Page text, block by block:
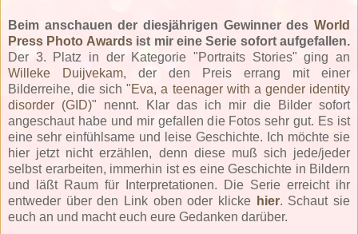
Beim anschauen der diesjährigen Gewinner des World
Press Photo Awardsist mir eine Serie sofort aufgefallen.
Der 3. Platz in der Kategorie "Portraits Stories" ging an
Willeke Duijvekam, der den Preis errang mit einer
Bilderreihe, die sich "Eva, a teenager with a gender identity
disorder (GID)" nennt. Klar das ich mir die Bilder sofort
angeschaut habe und mir gefallen die Fotos sehr gut. Es ist
eine sehr einfühlsame und leise Geschichte. Ich möchte sie
hier jetzt nicht erzählen, denn diese muß sich jede/jeder
selbst erarbeiten, immerhin ist es eine Geschichte in Bildern
und läßt Raum für Interpretationen. Die Serie erreicht ihr
entweder über den Link oben oder klicke hier. Schaut sie
euch an und macht euch eure Gedanken darüber.